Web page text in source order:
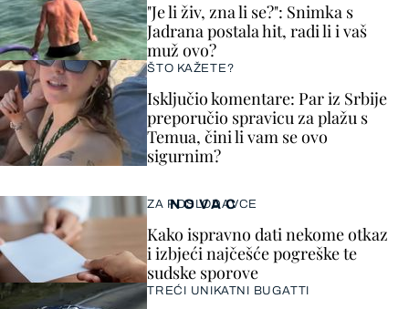
"Je li živ, zna li se?": Snimka s
Jadrana postala hit, radi li i vaš
muž ovo?
ŠTO KAŽETE?
Isključio komentare: Par iz Srbije
preporučio spravicu za plažu s
Temua, čini li vam se ovo
sigurnim?
NOVAC
ZA POSLODAVCE
Kako ispravno dati nekome otkaz
i izbjeći najčešće pogreške te
sudske sporove
TREĆI UNIKATNI BUGATTI